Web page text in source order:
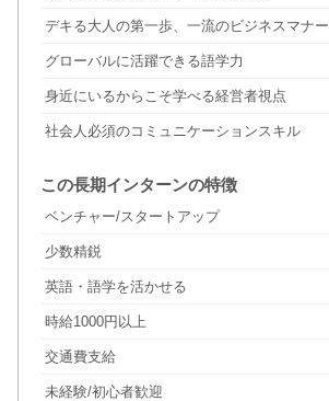
デキる大人の第一歩、一流のビジネスマナー
グローバルに活躍できる語学力
身近にいるからこそ学べる経営者視点
社会人必須のコミュニケーションスキル
この長期インターンの特徴
ベンチャー/スタートアップ
少数精鋭
英語・語学を活かせる
時給1000円以上
交通費支給
未経験/初心者歓迎